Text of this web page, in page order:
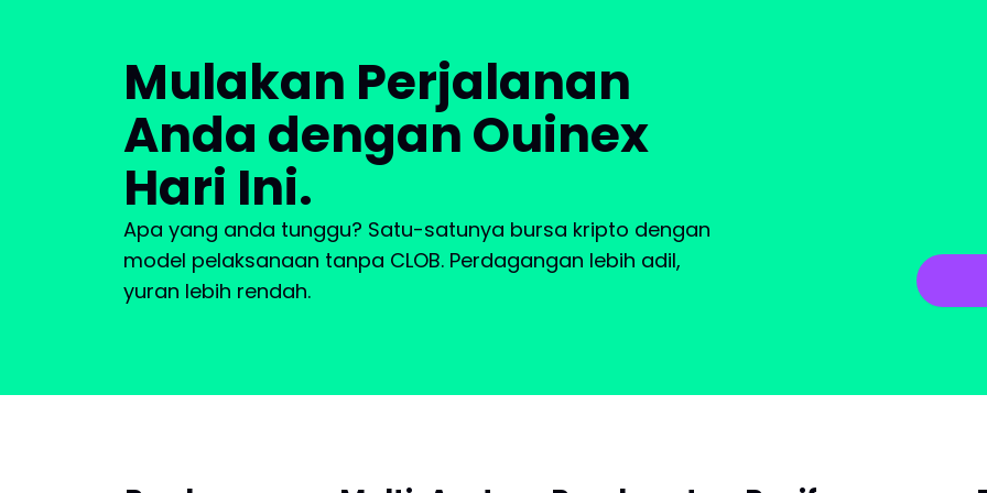
Mulakan Perjalanan
Anda dengan Ouinex
Hari Ini.
Apa yang anda tunggu? Satu-satunya bursa kripto dengan
model pelaksanaan tanpa CLOB. Perdagangan lebih adil,
yuran lebih rendah.